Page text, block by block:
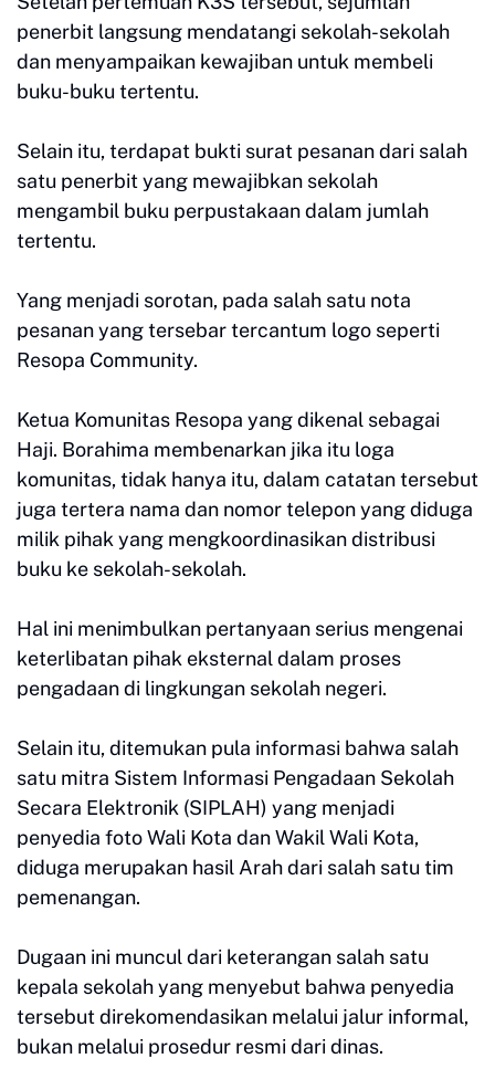
penerbit langsung mendatangi sekolah-sekolah
dan menyampaikan kewajiban untuk membeli
buku-buku tertentu.
Selain itu, terdapat bukti surat pesanan dari salah
satu penerbit yang mewajibkan sekolah
mengambil buku perpustakaan dalam jumlah
tertentu.
Yang menjadi sorotan, pada salah satu nota
pesanan yang tersebar tercantum logo seperti
Resopa Community.
Ketua Komunitas Resopa yang dikenal sebagai
Haji. Borahima membenarkan jika itu loga
komunitas, tidak hanya itu, dalam catatan tersebut
juga tertera nama dan nomor telepon yang diduga
milik pihak yang mengkoordinasikan distribusi
buku ke sekolah-sekolah.
Hal ini menimbulkan pertanyaan serius mengenai
keterlibatan pihak eksternal dalam proses
pengadaan di lingkungan sekolah negeri.
Selain itu, ditemukan pula informasi bahwa salah
satu mitra Sistem Informasi Pengadaan Sekolah
Secara Elektronik (SIPLAH) yang menjadi
penyedia foto Wali Kota dan Wakil Wali Kota,
diduga merupakan hasil Arah dari salah satu tim
pemenangan.
Dugaan ini muncul dari keterangan salah satu
kepala sekolah yang menyebut bahwa penyedia
tersebut direkomendasikan melalui jalur informal,
bukan melalui prosedur resmi dari dinas.